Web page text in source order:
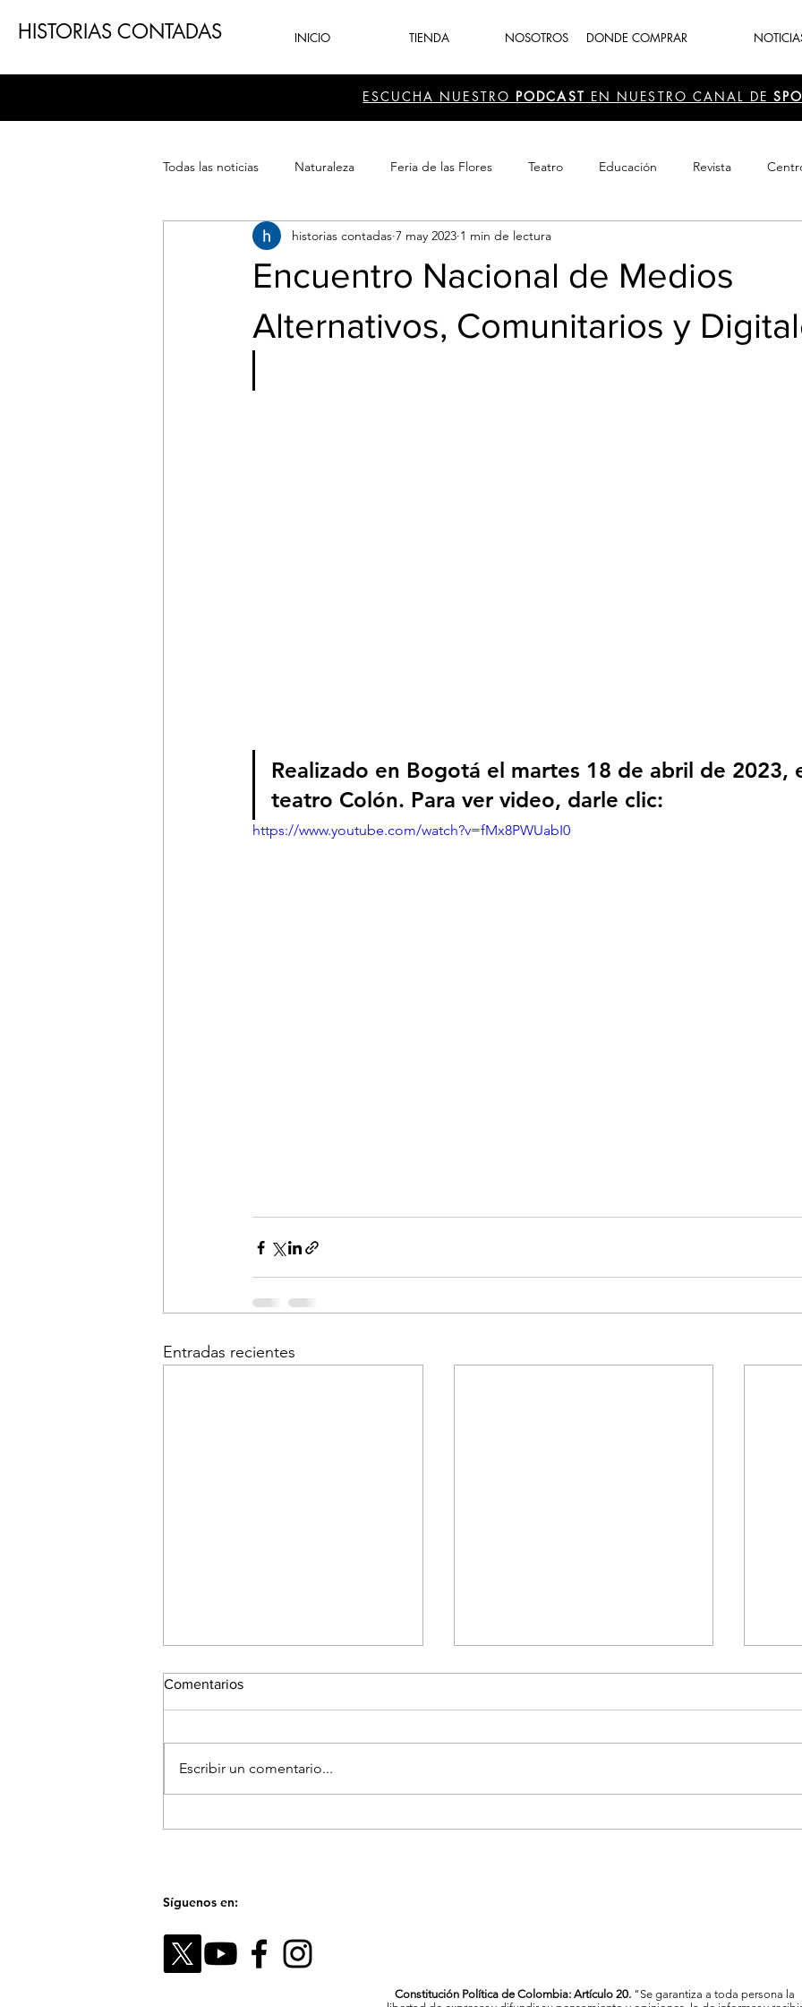
HISTORIAS CONTADAS INICIO TIENDA NOSOTROS DONDE COMPRAR
ESCUCHA NUESTRO PODCAST EN NUESTRO CANAL DE
Todas las noticias Naturaleza Feria de las Flores Teatro Educación Revista
Patrimonio Sector Cultura Recreación
Encuentro Nacional de Medios
Alternativos, Comunitarios y
historias contadas 7 may 2023 1 min de lectura
Realizado en Bogotá el martes 18 de abril de 2023,
teatro Colón. Para ver video, darle clic:
https://www.youtube.com/watch?v=fMx8PWUabI0
Entradas recientes
Comentarios
Escribir un comentario...
Síguenos en:
Constitución Política de Colombia: Artículo 20. "Se garantiza a toda persona la